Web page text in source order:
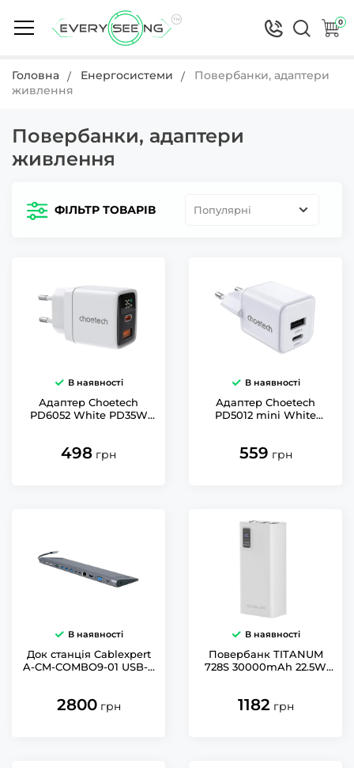
0
Головна Енергосистеми
Повербанки, адаптери
живлення
Повербанки, адаптери
живлення
ФІЛЬТР ТОВАРІВ Популярні
В наявності
Адаптер Choetech
PD6052 White PD35W
498 грн
В наявності
Адаптер Choetech
PD5012 mini White
559 грн
В наявності
Док станція Cablexpert
A-CM-COMBO9-01 USB-C
2800 грн
В наявності
Повербанк TITANUM
728S 30000mAh 22.5W
1182 грн